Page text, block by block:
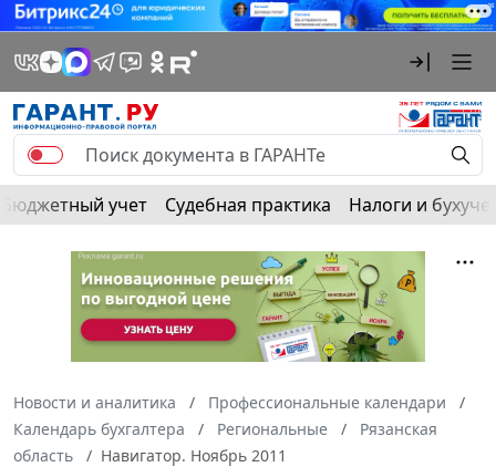
Бюджетный учет Судебная практика Налоги и
Новости и аналитика
Профессиональные календари
Календарь бухгалтера
Региональные
Рязанская
область
Навигатор. Ноябрь 2011